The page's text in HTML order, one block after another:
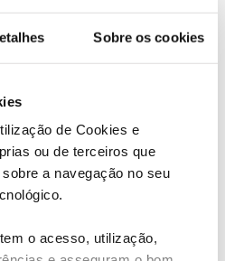
Sobre os cookies
de Cookies e
ou de terceiros que
a navegação no seu
o acesso, utilização,